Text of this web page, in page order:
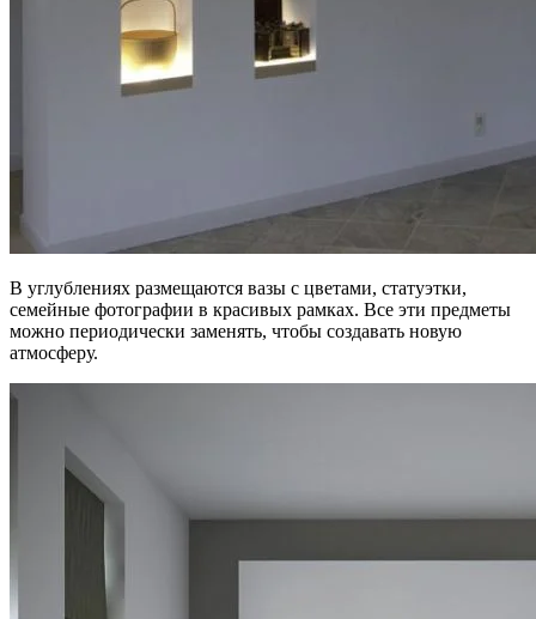
В углублениях размещаются вазы с цветами, статуэтки,
семейные фотографии в красивых рамках. Все эти предметы
можно периодически заменять, чтобы создавать новую
атмосферу.